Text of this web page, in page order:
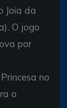
Joia da
O jogo
por
no
o